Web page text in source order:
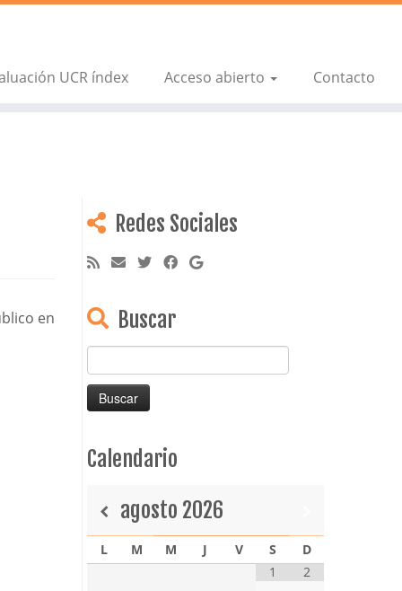
UCR índex Acceso abierto Contacto
en
Redes Sociales
Buscar
Buscar:
Calendario
agosto 2026
L M M J V S
D
1
2